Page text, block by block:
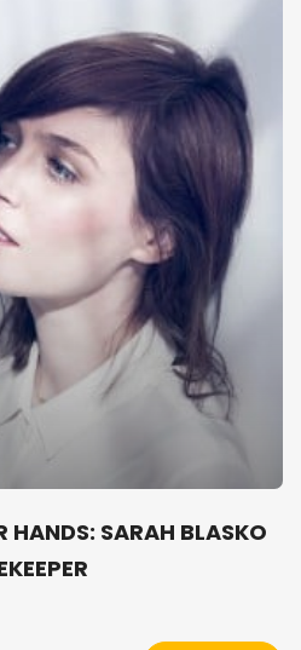
HANDS: SARAH BLASKO